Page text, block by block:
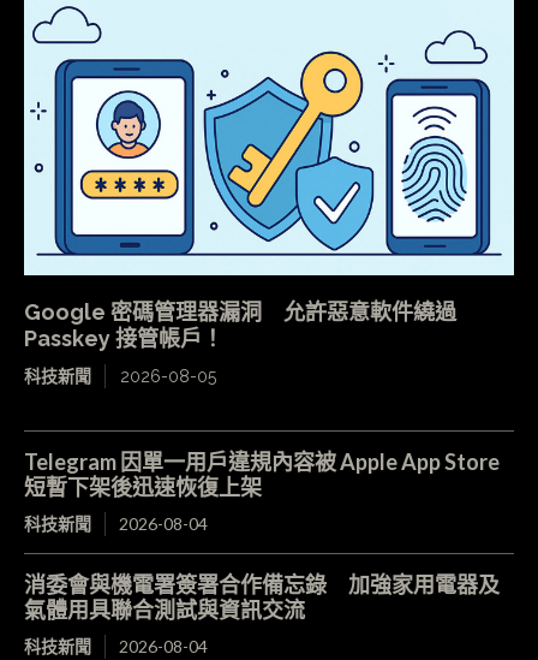
Google 密碼管理器漏洞 允許惡意軟件繞過
Passkey 接管帳戶！
科技新聞 2026-08-05
Telegram 因單一用戶違規內容被 Apple App Store
短暫下架後迅速恢復上架
科技新聞 2026-08-04
消委會與機電署簽署合作備忘錄 加強家用電器及
氣體用具聯合測試與資訊交流
科技新聞 2026-08-04